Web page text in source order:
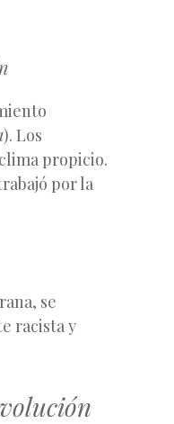
). Los
propicio.
por la
se
racista y